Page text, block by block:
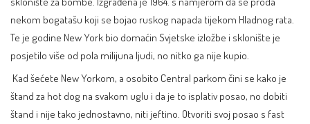
nekom bogatašu koji se bojao ruskog napada tijekom Hladnog rata.
Te je godine New York bio domaćin Svjetske izložbe i sklonište je
posjetilo više od pola milijuna ljudi, no nitko ga nije kupio.
Kad šećete New Yorkom, a osobito Central parkom čini se kako je
štand za hot dog na svakom uglu i da je to isplativ posao, no dobiti
štand i nije tako jednostavno, niti jeftino. Otvoriti svoj posao s fast